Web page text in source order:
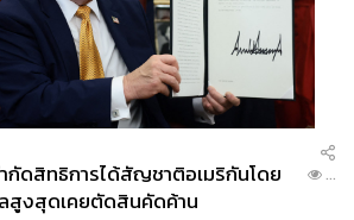
กัดสิทธิการได้สัญชาติอเมริกันโดย
สูงสุดเคยตัดสินคัดค้าน
...